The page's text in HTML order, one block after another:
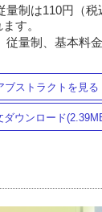
量制は110円（税
す。
従量制、基本料
ブストラクトを見る
ダウンロード